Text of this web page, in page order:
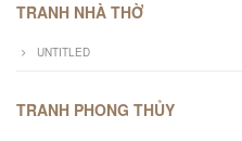
TRANH NHÀ THỜ
UNTITLED
TRANH PHONG THỦY